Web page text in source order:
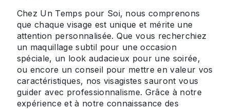
Chez Un Temps pour Soi, nous comprenons
que chaque visage est unique et mérite une
attention personnalisée. Que vous recherchiez
un maquillage subtil pour une occasion
spéciale, un look audacieux pour une soirée,
ou encore un conseil pour mettre en valeur vos
caractéristiques, nos visagistes sauront vous
guider avec professionnalisme. Grâce à notre
expérience et à notre connaissance des